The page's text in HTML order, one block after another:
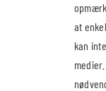
at
kan